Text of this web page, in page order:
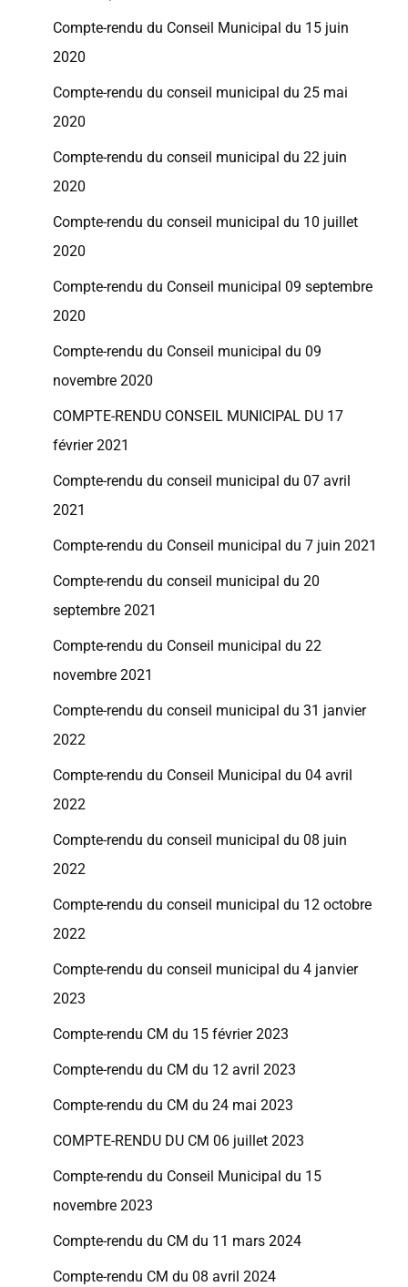
Compte-rendu du Conseil Municipal du 15 juin
2020
Compte-rendu du conseil municipal du 25 mai
2020
Compte-rendu du conseil municipal du 22 juin
2020
Compte-rendu du conseil municipal du 10 juillet
2020
Compte-rendu du Conseil municipal 09 septembre
2020
Compte-rendu du Conseil municipal du 09
novembre 2020
COMPTE-RENDU CONSEIL MUNICIPAL DU 17
février 2021
Compte-rendu du conseil municipal du 07 avril
2021
Compte-rendu du Conseil municipal du 7 juin 2021
Compte-rendu du conseil municipal du 20
septembre 2021
Compte-rendu du Conseil municipal du 22
novembre 2021
Compte-rendu du conseil municipal du 31 janvier
2022
Compte-rendu du Conseil Municipal du 04 avril
2022
Compte-rendu du conseil municipal du 08 juin
2022
Compte-rendu du conseil municipal du 12 octobre
2022
Compte-rendu du conseil municipal du 4 janvier
2023
Compte-rendu CM du 15 février 2023
Compte-rendu du CM du 12 avril 2023
Compte-rendu du CM du 24 mai 2023
COMPTE-RENDU DU CM 06 juillet 2023
Compte-rendu du Conseil Municipal du 15
novembre 2023
Compte-rendu du CM du 11 mars 2024
Compte-rendu CM du 08 avril 2024